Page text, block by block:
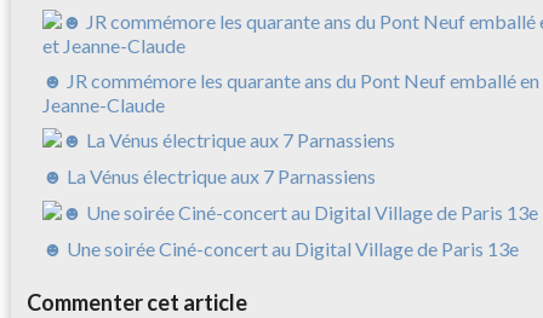
☻ JR commémore les quarante ans du Pont Neuf emballé
Jeanne-Claude
☻ La Vénus électrique aux 7 Parnassiens
☻ Une soirée Ciné-concert au Digital Village de Paris 13e
Commenter cet article